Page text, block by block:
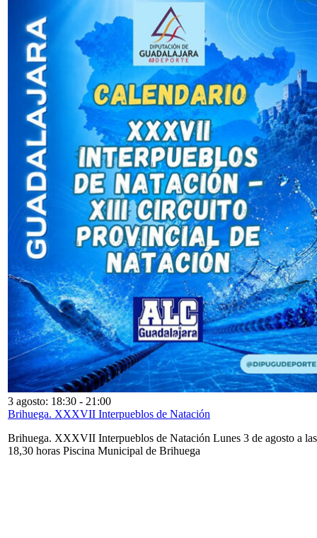
3 agosto: 18:30 - 21:00
Brihuega. XXXVII Interpueblos de Natación
Brihuega. XXXVII Interpueblos de Natación Lunes 3 de agosto a las
18,30 horas Piscina Municipal de Brihuega